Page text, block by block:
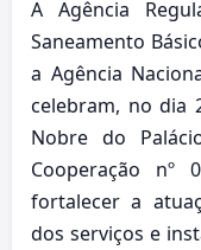
A Agência
Saneamento
a Agência
celebram, no dia
Nobre do
Cooperação nº
fortalecer a
dos serviços e